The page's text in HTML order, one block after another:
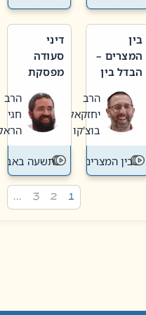
בין
המצרים –
הבדל בין
חדשה
לישנה
הרב
יחזקאל
בוצ'קו
בין המצרים
דיני
סעודה
מפסקת
תשעה
באב
הרב
חגי
הראל
תשעה באב